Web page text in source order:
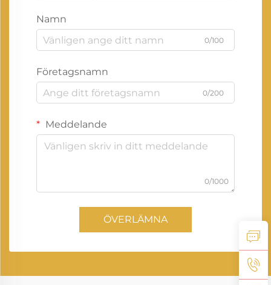
Namn
0/100
Företagsnamn
0/200
Meddelande
0/1000
ÖVERLÄMNA